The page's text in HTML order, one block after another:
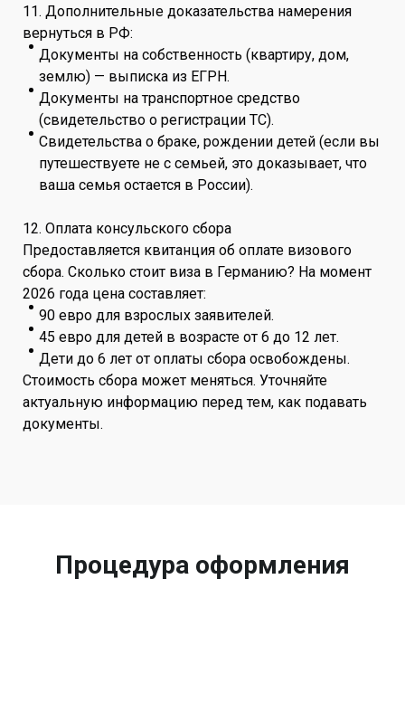
11. Дополнительные доказательства намерения
вернуться в РФ:
Документы на собственность (квартиру, дом,
землю) — выписка из ЕГРН.
Документы на транспортное средство
(свидетельство о регистрации ТС).
Свидетельства о браке, рождении детей (если вы
путешествуете не с семьей, это доказывает, что
ваша семья остается в России).
12. Оплата консульского сбора
Предоставляется квитанция об оплате визового
сбора. Сколько стоит виза в Германию? На момент
2026 года цена составляет:
90 евро для взрослых заявителей.
45 евро для детей в возрасте от 6 до 12 лет.
Дети до 6 лет от оплаты сбора освобождены.
Стоимость сбора может меняться. Уточняйте
актуальную информацию перед тем, как подавать
документы.
Процедура оформления